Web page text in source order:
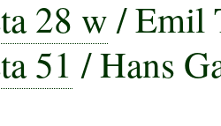
28 w/ Emil
51 / Hans